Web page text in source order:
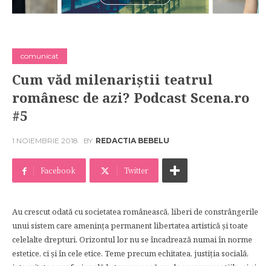
comunicat
Cum văd milenariștii teatrul
românesc de azi? Podcast Scena.ro
#5
1 NOIEMBRIE 2018 BY REDACTIA BEBELU
Facebook Twitter
Au crescut odată cu societatea românească, liberi de constrângerile
unui sistem care amenința permanent libertatea artistică și toate
celelalte drepturi. Orizontul lor nu se încadrează numai în norme
estetice, ci și în cele etice. Teme precum echitatea, justiția socială,